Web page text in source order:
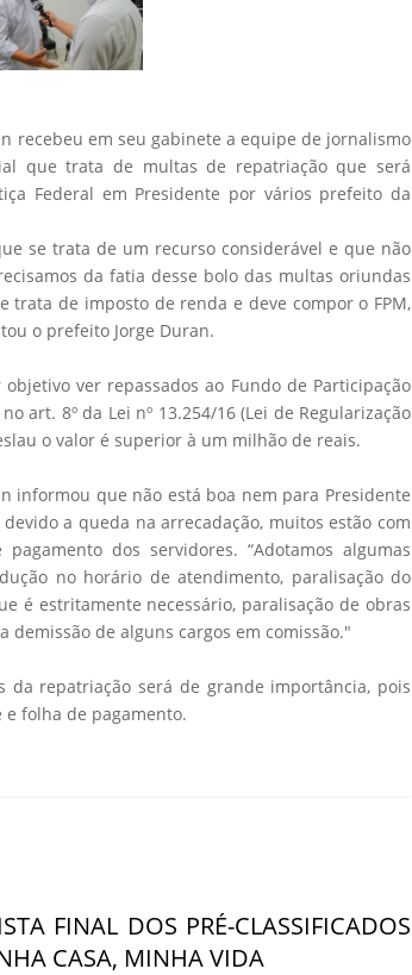
recebeu em seu gabinete a equipe de jornalismo
que trata de multas de repatriação que será
Federal em Presidente por vários prefeito da
se trata de um recurso considerável e que não
da fatia desse bolo das multas oriundas
trata de imposto de renda e deve compor o FPM,
o prefeito Jorge Duran.
ver repassados ao Fundo de Participação
art. 8º da Lei nº 13.254/16 (Lei de Regularização
o valor é superior à um milhão de reais.
informou que não está boa nem para Presidente
a queda na arrecadação, muitos estão com
dos servidores. “Adotamos algumas
no horário de atendimento, paralisação do
é estritamente necessário, paralisação de obras
de alguns cargos em comissão."
repatriação será de grande importância, pois
folha de pagamento.
FINAL DOS PRÉ-CLASSIFICADOS
CASA, MINHA VIDA